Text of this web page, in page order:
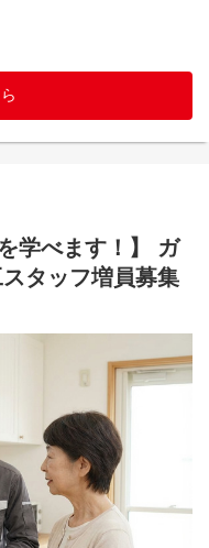
によるOJTで徹底サポ
す。
スタイル
ち着いて提案に集中でき
気のチームが特徴。
与が安い」といったイ
、以下のような制度を
ートのバランスを取り、
います。
専念できる環境が整っ
ンターで研修を実施。
カリキュラムで基礎から
資格取得支援と先輩社員
身につけます。
ー。その後も意欲次第で
学べます！】 ガ
タッフ増員募集